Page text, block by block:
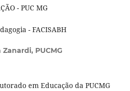
- PUC MG
- FACISABH
Zanardi, PUCMG
em Educação da PUCMG